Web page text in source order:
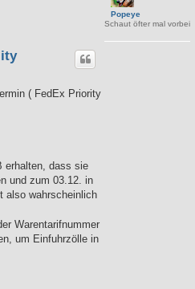
Popeye
Schaut öfter mal vorbei
( FedEx Priority
erhalten, dass sie
und zum 03.12. in
also wahrscheinlich
Warentarifnummer
um Einfuhrzölle in